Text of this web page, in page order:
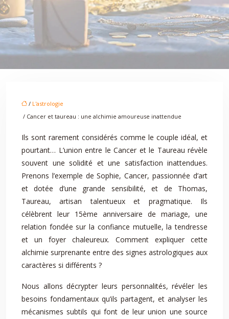
/ L'astrologie
/ Cancer et taureau : une alchimie amoureuse inattendue
Ils sont rarement considérés comme le couple idéal, et
pourtant… L’union entre le Cancer et le Taureau révèle
souvent une solidité et une satisfaction inattendues.
Prenons l’exemple de Sophie, Cancer, passionnée d’art
et dotée d’une grande sensibilité, et de Thomas,
Taureau, artisan talentueux et pragmatique. Ils
célèbrent leur 15ème anniversaire de mariage, une
relation fondée sur la confiance mutuelle, la tendresse
et un foyer chaleureux. Comment expliquer cette
alchimie surprenante entre des signes astrologiques aux
caractères si différents ?
Nous allons décrypter leurs personnalités, révéler les
besoins fondamentaux qu’ils partagent, et analyser les
mécanismes subtils qui font de leur union une source